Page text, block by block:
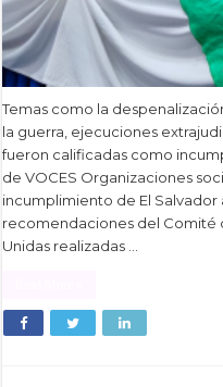
Temas como la
la guerra, ejecuciones
fueron calificadas como
de VOCES Organizaciones
incumplimiento de El Salvador
recomendaciones del Comité
Unidas realizadas …